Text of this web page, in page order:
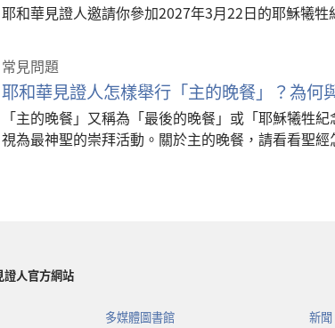
耶和華見證人邀請你參加2027年3月22日的耶穌犧牲
常見問題
耶和華見證人怎樣舉行「主的晚餐」？為何
「主的晚餐」又稱為「最後的晚餐」或「耶穌犧牲
視為最神聖的崇拜活動。關於主的晚餐，請看看聖經
證人官方網站
多媒體圖書館 新聞